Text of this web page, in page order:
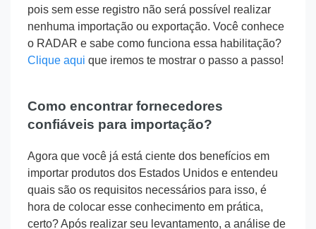
pois sem esse registro não será possível realizar
nenhuma importação ou exportação. Você conhece
o RADAR e sabe como funciona essa habilitação?
Clique aqui que iremos te mostrar o passo a passo!
Como encontrar fornecedores
confiáveis para importação?
Agora que você já está ciente dos benefícios em
importar produtos dos Estados Unidos e entendeu
quais são os requisitos necessários para isso, é
hora de colocar esse conhecimento em prática,
certo? Após realizar seu levantamento, a análise de